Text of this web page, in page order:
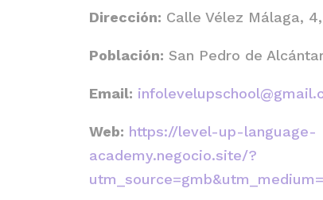
Dirección: Calle Vélez Málaga,
Población: San Pedro de
Email:
Web: https://level-up-language-
academy.negocio.site/?